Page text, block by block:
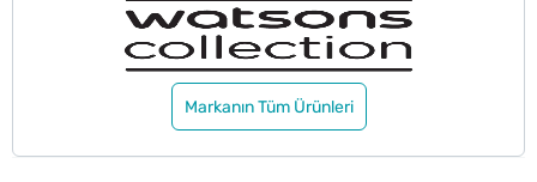
Markanın Tüm Ürünleri